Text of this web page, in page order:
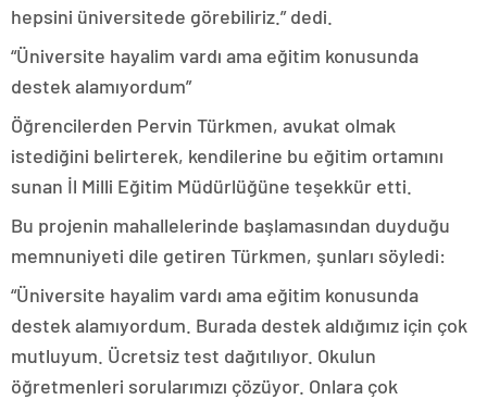
hepsini üniversitede görebiliriz.” dedi.
“Üniversite hayalim vardı ama eğitim konusunda
destek alamıyordum”
Öğrencilerden Pervin Türkmen, avukat olmak
istediğini belirterek, kendilerine bu eğitim ortamını
sunan İl Milli Eğitim Müdürlüğüne teşekkür etti.
Bu projenin mahallelerinde başlamasından duyduğu
memnuniyeti dile getiren Türkmen, şunları söyledi:
“Üniversite hayalim vardı ama eğitim konusunda
destek alamıyordum. Burada destek aldığımız için çok
mutluyum. Ücretsiz test dağıtılıyor. Okulun
öğretmenleri sorularımızı çözüyor. Onlara çok